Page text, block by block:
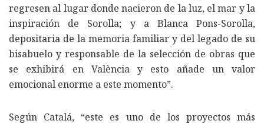
regresen al lugar donde nacieron de la luz, el mar y la
inspiración de Sorolla; y a Blanca Pons-Sorolla,
depositaria de la memoria familiar y del legado de su
bisabuelo y responsable de la selección de obras que
se exhibirá en València y esto añade un valor
emocional enorme a este momento”.
Según Catalá, “este es uno de los proyectos más